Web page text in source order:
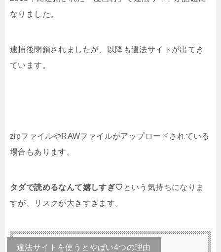
なりました。
逮捕後閉鎖されましたが、以降も違法サイトが出てき
ています。
zipファイルやRAWファイルがアップロードされている
場合もあります。
タダで読めるなんて嬉しすぎ♡ という気持ちになりま
すが、リスクが大きすぎます。
違法サイトを使うとやばい4つの理由